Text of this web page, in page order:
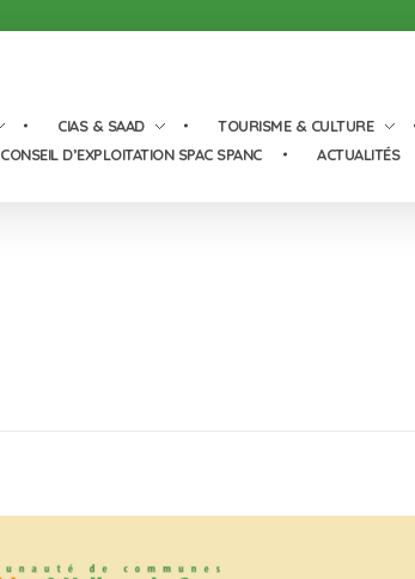
CIAS & SAAD TOURISME & CULTURE
CONSEIL D’EXPLOITATION SPAC SPANC
ACTUALITÉS